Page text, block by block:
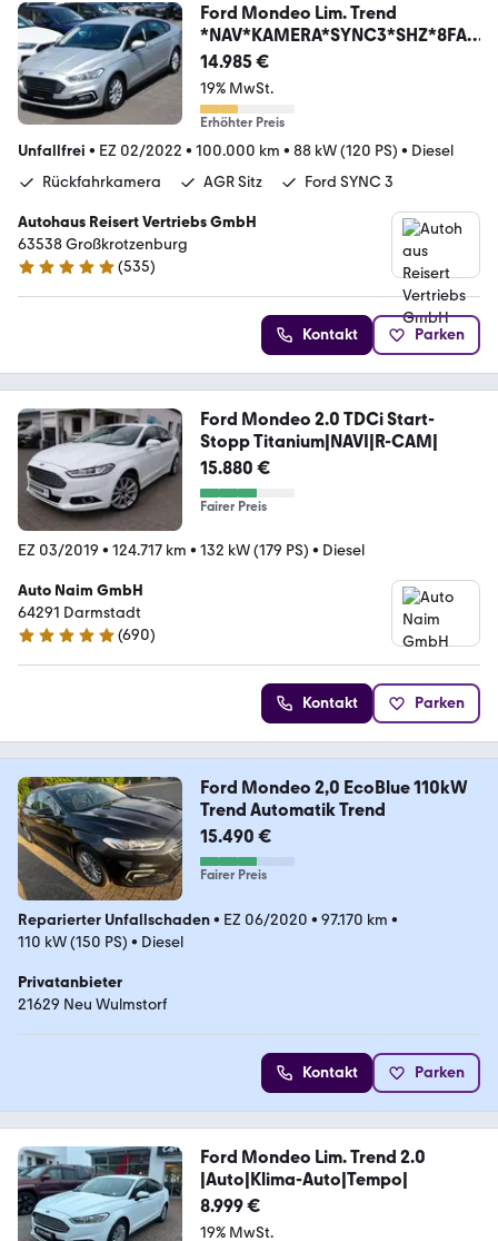
Ford Mondeo Lim. Trend
*NAV*KAMERA*SYNC3*SHZ*8FAC
H*
14.985 €
19% MwSt.
Erhöhter Preis
Unfallfrei • EZ 02/2022 • 100.000 km • 88 kW (120 PS) • Diesel
Rückfahrkamera
AGR Sitz Ford SYNC 3
Autohaus Reisert Vertriebs GmbH
63538 Großkrotzenburg
4.9 Sterne
(535)
Kontakt Parken
Ford Mondeo 2.0 TDCi Start-
Stopp Titanium|NAVI|R-CAM|
15.880 €
Fairer Preis
EZ 03/2019 • 124.717 km • 132 kW (179 PS) • Diesel
Auto Naim GmbH
64291 Darmstadt
4.9 Sterne
(690)
Kontakt Parken
Ford Mondeo 2,0 EcoBlue 110kW
Trend Automatik Trend
15.490 €
Fairer Preis
Reparierter Unfallschaden• EZ 06/2020 • 97.170 km •
110 kW (150 PS) • Diesel
Privatanbieter
21629 Neu Wulmstorf
Kontakt Parken
Ford Mondeo Lim. Trend 2.0
|Auto|Klima-Auto|Tempo|
8.999 €
19% MwSt.